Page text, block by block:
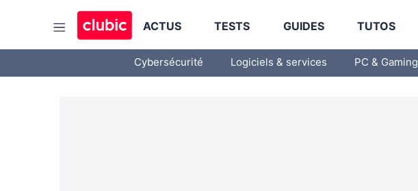
ACTUS TESTS GUIDES TUTOS
Cybersécurité Logiciels & services PC & Gaming